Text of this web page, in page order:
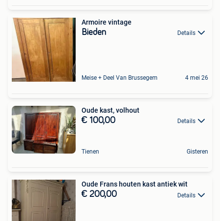
Armoire vintage
Bieden Details
Meise + Deel Van Brussegem 4 mei 26
Oude kast, volhout
€ 100,00 Details
Tienen Gisteren
Oude Frans houten kast antiek wit
€ 200,00 Details